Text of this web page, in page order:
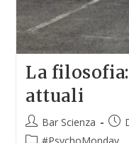
La
attuali
Bar Scienza